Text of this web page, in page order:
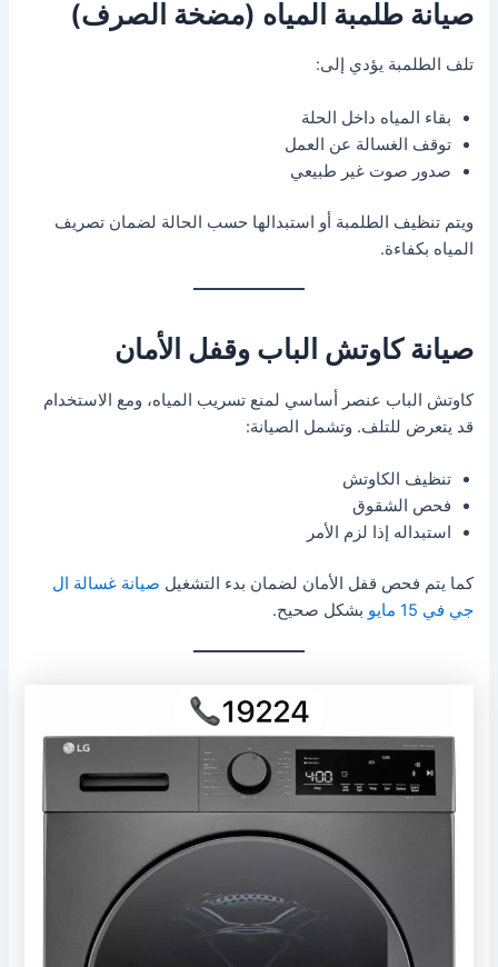
صيانة طلمبة المياه (مضخة الصرف)
تلف الطلمبة يؤدي إلى:
بقاء المياه داخل الحلة
توقف الغسالة عن العمل
صدور صوت غير طبيعي
ويتم تنظيف الطلمبة أو استبدالها حسب الحالة لضمان تصريف
المياه بكفاءة.
صيانة كاوتش الباب وقفل الأمان
كاوتش الباب عنصر أساسي لمنع تسريب المياه، ومع الاستخدام
قد يتعرض للتلف. وتشمل الصيانة:
تنظيف الكاوتش
فحص الشقوق
استبداله إذا لزم الأمر
كما يتم فحص قفل الأمان لضمان بدء التشغيل صيانة غسالة ال
جي في 15 مايو
بشكل صحيح.